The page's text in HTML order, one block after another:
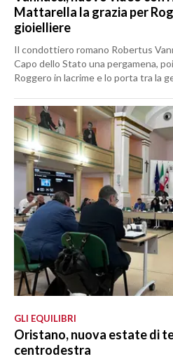
Mattarella la grazia per
gioielliere
Il condottiero romano Robertus
Capo dello Stato una pergamena,
Roggero in lacrime e lo porta tra la
GLI EQUILIBRI
Oristano, nuova estate di
centrodestra